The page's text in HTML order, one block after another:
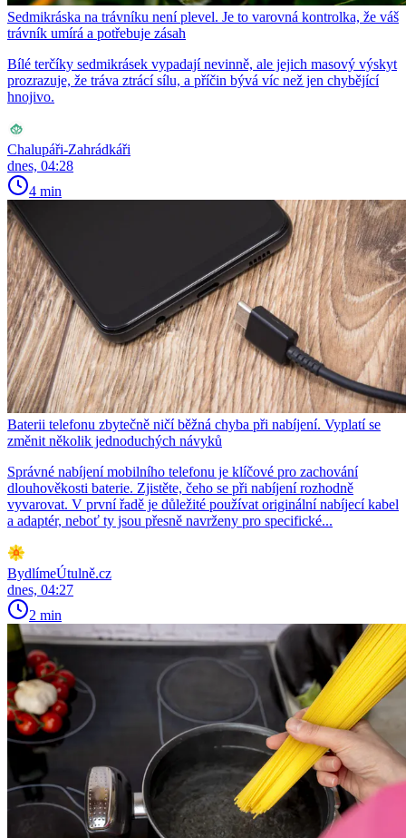
Sedmikráska na trávníku není plevel. Je to varovná kontrolka, že váš
trávník umírá a potřebuje zásah
Bílé terčíky sedmikrásek vypadají nevinně, ale jejich masový výskyt
prozrazuje, že tráva ztrácí sílu, a příčin bývá víc než jen chybějící
hnojivo.
Chalupáři-Zahrádkáři
dnes, 04:28
4 min
Baterii telefonu zbytečně ničí běžná chyba při nabíjení. Vyplatí se
změnit několik jednoduchých návyků
Správné nabíjení mobilního telefonu je klíčové pro zachování
dlouhověkosti baterie. Zjistěte, čeho se při nabíjení rozhodně
vyvarovat. V první řadě je důležité používat originální nabíjecí kabel
a adaptér, neboť ty jsou přesně navrženy pro specifické...
BydlímeÚtulně.cz
dnes, 04:27
2 min